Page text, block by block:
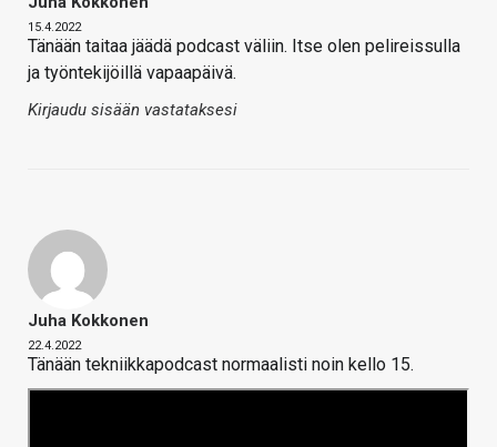
15.4.2022
Tänään taitaa jäädä podcast väliin. Itse olen pelireissulla
ja työntekijöillä vapaapäivä.
Kirjaudu sisään vastataksesi
Juha Kokkonen
22.4.2022
Tänään tekniikkapodcast normaalisti noin kello 15.